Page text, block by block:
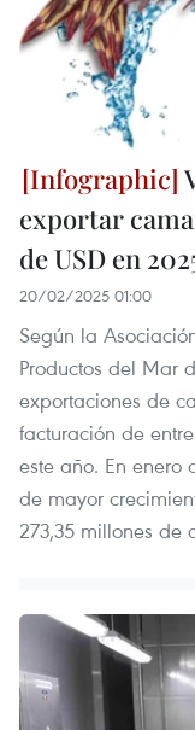
exportar
de USD en
20/02/2025 01:00
Según la
Productos del Mar
exportaciones de
facturación de
este año. En
de mayor
273,35 millones de